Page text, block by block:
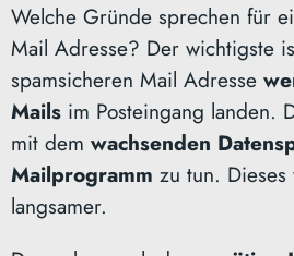
Welche Gründe sprechen für
Mail Adresse? Der wichtigste
spamsicheren Mail Adresse
Mails im Posteingang landen.
mit dem wachsenden
Mailprogramm zu tun.
langsamer.